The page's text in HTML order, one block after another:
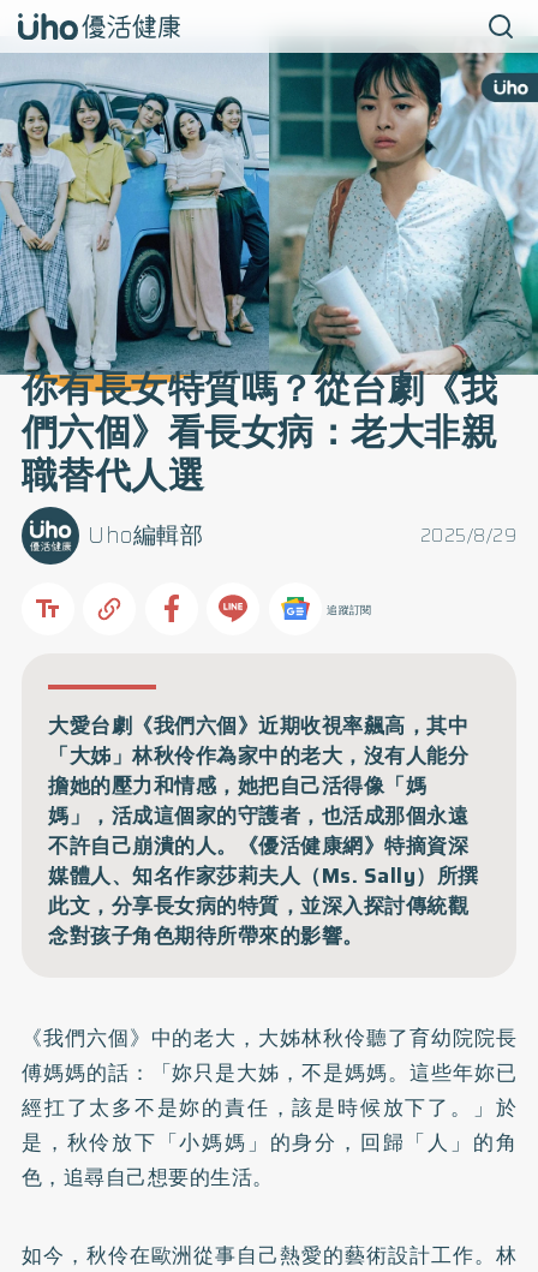
你有長女特質嗎？從台劇《我
們六個》看長女病：老大非親
職替代人選
2025/8/29
Uho編輯部
追蹤訂閱
大愛台劇《我們六個》近期收視率飆高，其中
「大姊」林秋伶作為家中的老大，沒有人能分
擔她的壓力和情感，她把自己活得像「媽
媽」，活成這個家的守護者，也活成那個永遠
不許自己崩潰的人。《優活健康網》特摘資深
媒體人、知名作家莎莉夫人（Ms. Sally）所撰
此文，分享長女病的特質，並深入探討傳統觀
念對孩子角色期待所帶來的影響。
《我們六個》中的老大，大姊林秋伶聽了育幼院院長
傅媽媽的話：「妳只是大姊，不是媽媽。這些年妳已
經扛了太多不是妳的責任，該是時候放下了。」於
是，秋伶放下「小媽媽」的身分，回歸「人」的角
色，追尋自己想要的生活。
如今，秋伶在歐洲從事自己熱愛的藝術設計工作。林